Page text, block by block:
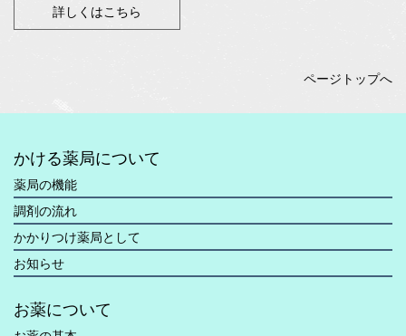
詳しくはこちら
ページトップへ
かける薬局について
薬局の機能
調剤の流れ
かかりつけ薬局として
お知らせ
お薬について